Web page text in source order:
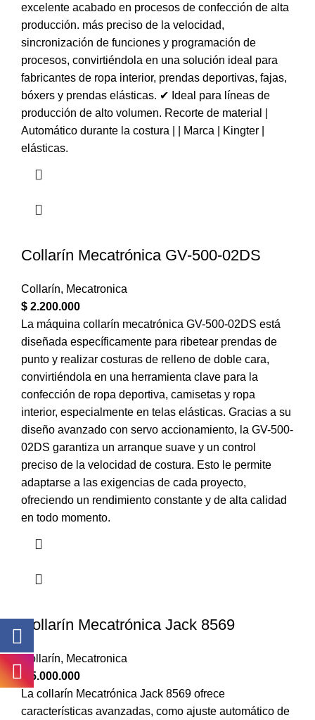
excelente acabado en procesos de confección de alta
producción. más preciso de la velocidad,
sincronización de funciones y programación de
procesos, convirtiéndola en una solución ideal para
fabricantes de ropa interior, prendas deportivas, fajas,
bóxers y prendas elásticas. ✔ Ideal para líneas de
producción de alto volumen. Recorte de material |
Automático durante la costura | | Marca | Kingter |
elásticas.
Collarín Mecatrónica GV-500-02DS
Collarín, Mecatronica
$ 2.200.000
La máquina collarín mecatrónica GV-500-02DS está
diseñada específicamente para ribetear prendas de
punto y realizar costuras de relleno de doble cara,
convirtiéndola en una herramienta clave para la
confección de ropa deportiva, camisetas y ropa
interior, especialmente en telas elásticas. Gracias a su
diseño avanzado con servo accionamiento, la GV-500-
02DS garantiza un arranque suave y un control
preciso de la velocidad de costura. Esto le permite
adaptarse a las exigencias de cada proyecto,
ofreciendo un rendimiento constante y de alta calidad
en todo momento.
Collarín Mecatrónica Jack 8569
Collarín, Mecatronica
$
5.000.000
La collarín Mecatrónica Jack 8569 ofrece
características avanzadas, como ajuste automático de